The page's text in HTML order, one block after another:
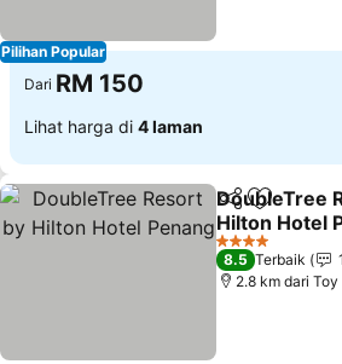
Pilihan Popular
Dari RM 150
Lihat harga di 4 laman
KongsiTambah
DoubleTree
Hilton Hotel
4 Bintang
8.5 Terbaik
2.8 km dari